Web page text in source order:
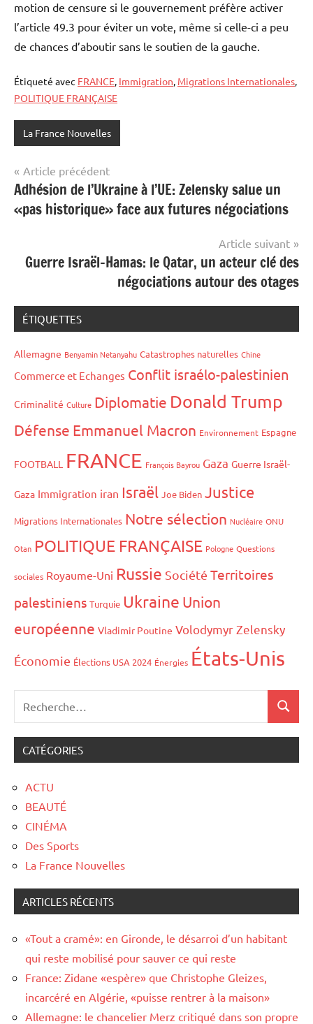
motion de censure si le gouvernement préfère activer
l’article 49.3 pour éviter un vote, même si celle-ci a peu
de chances d’aboutir sans le soutien de la gauche.
Étiqueté avec FRANCE, Immigration, Migrations Internationales,
POLITIQUE FRANÇAISE
La France Nouvelles
Navigation
de
l’article
Article précédent
Adhésion de l’Ukraine à l’UE: Zelensky salue un
«pas historique» face aux futures négociations
Article suivant
Guerre Israël-Hamas: le Qatar, un acteur clé des
négociations autour des otages
ÉTIQUETTES
Allemagne Benyamin Netanyahu Catastrophes naturelles Chine
Commerce et Echanges Conflit israélo-palestinien
Criminalité Culture Diplomatie Donald Trump
Défense Emmanuel Macron Environnement Espagne
FOOTBALL FRANCE François Bayrou Gaza Guerre Israël-
Gaza Immigration iran Israël Joe Biden Justice
Migrations Internationales Notre sélection Nucléaire ONU
Otan POLITIQUE FRANÇAISE Pologne Questions
sociales Royaume-Uni Russie Société Territoires
palestiniens Turquie Ukraine Union
européenne Vladimir Poutine Volodymyr Zelensky
Économie Élections USA 2024 Énergies États-Unis
CATÉGORIES
ACTU
BEAUTÉ
CINÉMA
Des Sports
La France Nouvelles
ARTICLES RÉCENTS
«Tout a cramé»: en Gironde, le désarroi d’un habitant
qui reste mobilisé pour sauver ce qui reste
France: Zidane «espère» que Christophe Gleizes,
incarcéré en Algérie, «puisse rentrer à la maison»
Allemagne: le chancelier Merz critiqué dans son propre